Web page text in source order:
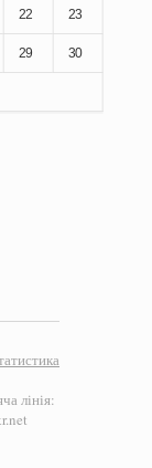
22 23
29 30
лінія: